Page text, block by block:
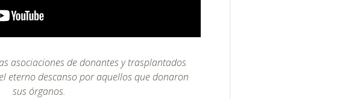
asociaciones de donantes y trasplantados
eterno descanso por aquellos que donaron
sus órganos.